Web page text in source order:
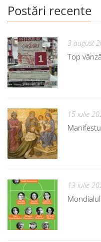
Postări recente
3 august
Top
15 iulie
13 iulie